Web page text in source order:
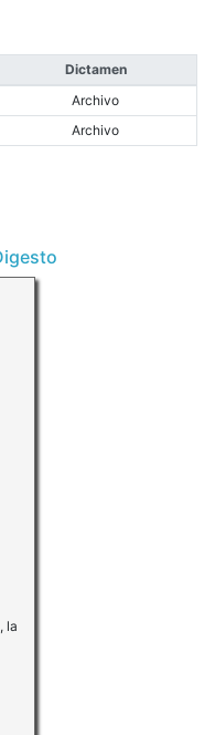
Dictamen
Archivo
Archivo
la